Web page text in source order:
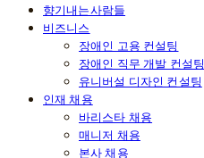
향기내는사람들
비즈니스
장애인 고용 컨설팅
장애인 직무 개발 컨설팅
유니버설 디자인 컨설팅
인재 채용
바리스타 채용
매니저 채용
본사 채용